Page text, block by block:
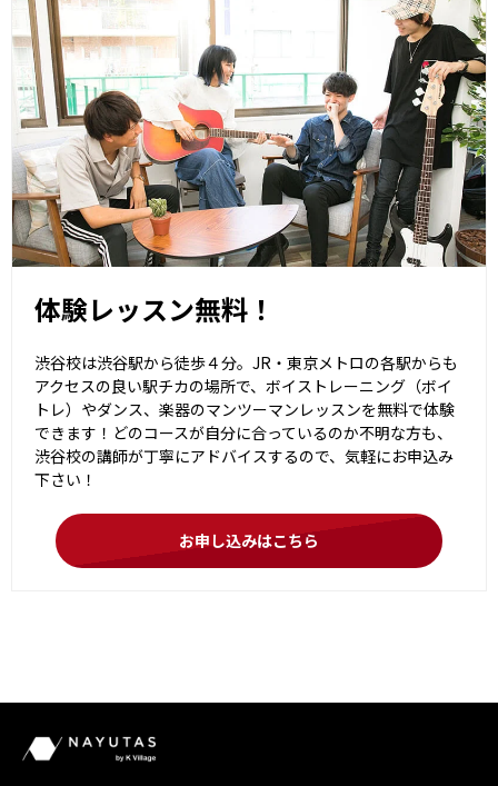
体験レッスン無料！
渋谷校は渋谷駅から徒歩４分。JR・東京メトロの各駅からも
アクセスの良い駅チカの場所で、ボイストレーニング（ボイ
トレ）やダンス、楽器のマンツーマンレッスンを無料で体験
できます！どのコースが自分に合っているのか不明な方も、
渋谷校の講師が丁寧にアドバイスするので、気軽にお申込み
下さい！
お申し込みはこちら